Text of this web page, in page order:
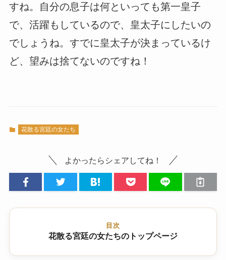
すね。自分の息子は何といっても第一皇子
で、活躍もしているので、皇太子にしたいの
でしょうね。すでに皇太子が決まっているけ
ど、望みは捨てないのですね！
花散る宮廷の女たち
よかったらシェアしてね！
目次
花散る宮廷の女たちのトップページ